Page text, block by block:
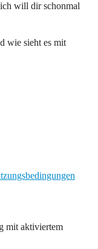
will dir schonmal
wie sieht es mit
mit aktiviertem